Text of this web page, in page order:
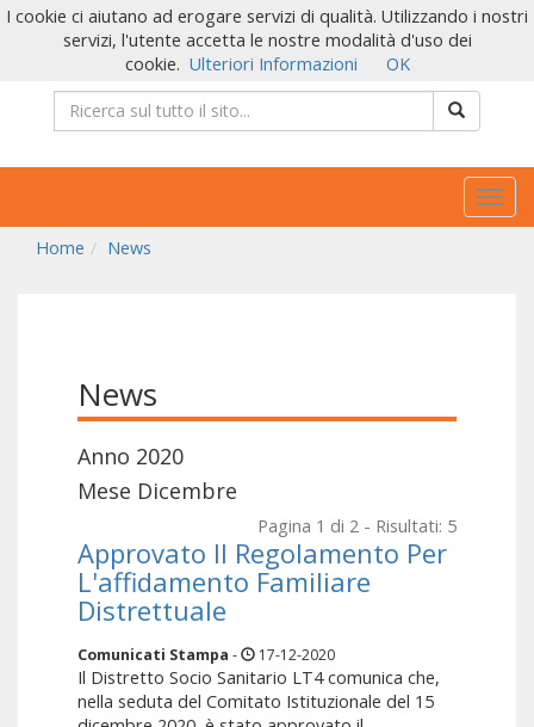
Home
News
News
Anno 2020
Mese Dicembre
Pagina 1 di 2 - Risultati: 5
Approvato Il Regolamento Per
L'affidamento Familiare
Distrettuale
Comunicati Stampa - 17-12-2020
Il Distretto Socio Sanitario LT4 comunica che,
nella seduta del Comitato Istituzionale del 15
I cookie ci aiutano ad erogare servizi di qualità. Utilizzando i nostri
servizi, l'utente accetta le nostre modalità d'uso dei
cookie. Ulteriori Informazioni OK